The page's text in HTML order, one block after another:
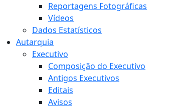
Reportagens Fotográficas
Vídeos
Dados Estatísticos
Autarquia
Executivo
Composição do Executivo
Antigos Executivos
Editais
Avisos